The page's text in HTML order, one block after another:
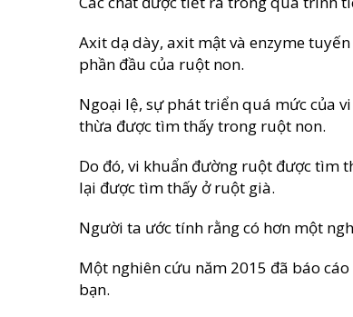
Axit dạ dày, axit mật và enzyme
phần đầu của ruột non.
Ngoại lệ, sự phát triển quá mức của
thừa được tìm thấy trong ruột non.
Do đó, vi khuẩn đường ruột được tìm
lại được tìm thấy ở ruột già.
Người ta ước tính rằng có hơn một
Một nghiên cứu năm 2015 đã báo
bạn.